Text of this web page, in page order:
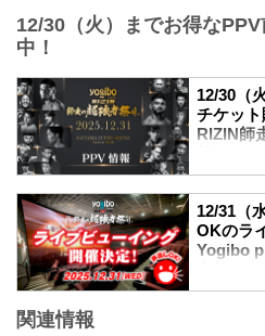
RIZIN師
場につい
アリーナ
なります
お願い致
リ・シェ
ラジャブ
倉未来
ライト級
トシ・ソ
ホベルト
ム・ノジ
大晦日に
駿太は、
骨挫傷、
12/30（火）までお得な
中！
12/30（
チケッ
RIZIN師
Yogibo
のPPV配
12時より
ABEMA
たぞ！（
12/31（
OKのラ
Yogibo
者祭り -
関連情報